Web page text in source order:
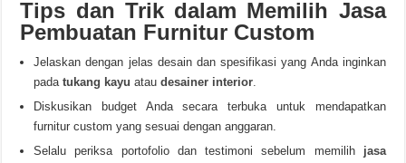
Tips dan Trik dalam Memilih Jasa
Pembuatan Furnitur Custom
Jelaskan dengan jelas desain dan spesifikasi yang Anda inginkan
padatukang kayu ataudesainer interior.
Diskusikan budget Anda secara terbuka untuk mendapatkan
furnitur custom yang sesuai dengan anggaran.
Selalu periksa portofolio dan testimoni sebelum memilih jasa